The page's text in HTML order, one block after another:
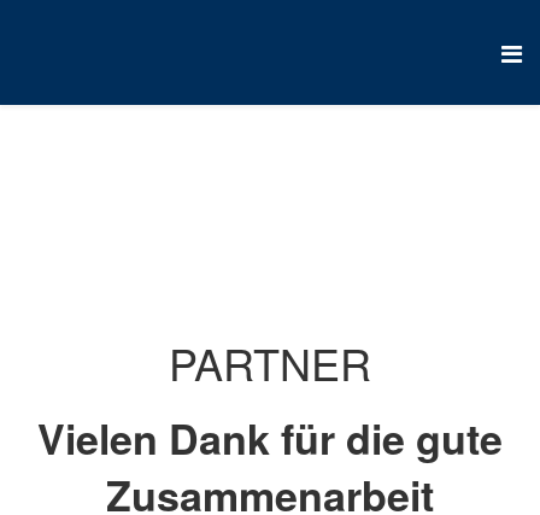
PARTNER
Vielen Dank für die gute
Zusammenarbeit